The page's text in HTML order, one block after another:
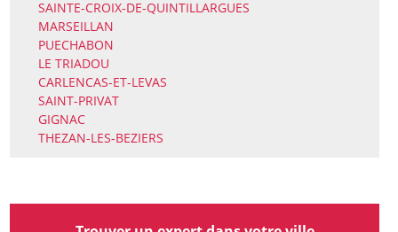
SAINTE-CROIX-DE-QUINTILLARGUES
MARSEILLAN
PUECHABON
LE TRIADOU
CARLENCAS-ET-LEVAS
SAINT-PRIVAT
GIGNAC
THEZAN-LES-BEZIERS